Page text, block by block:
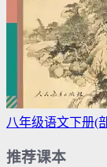
八年级语文下册(
推荐课本